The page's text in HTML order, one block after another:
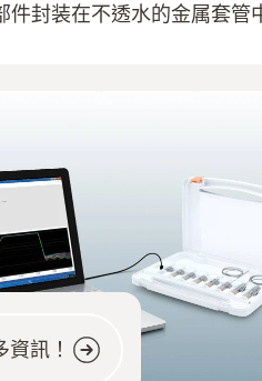
件封装在不透水的金属套管
訊！